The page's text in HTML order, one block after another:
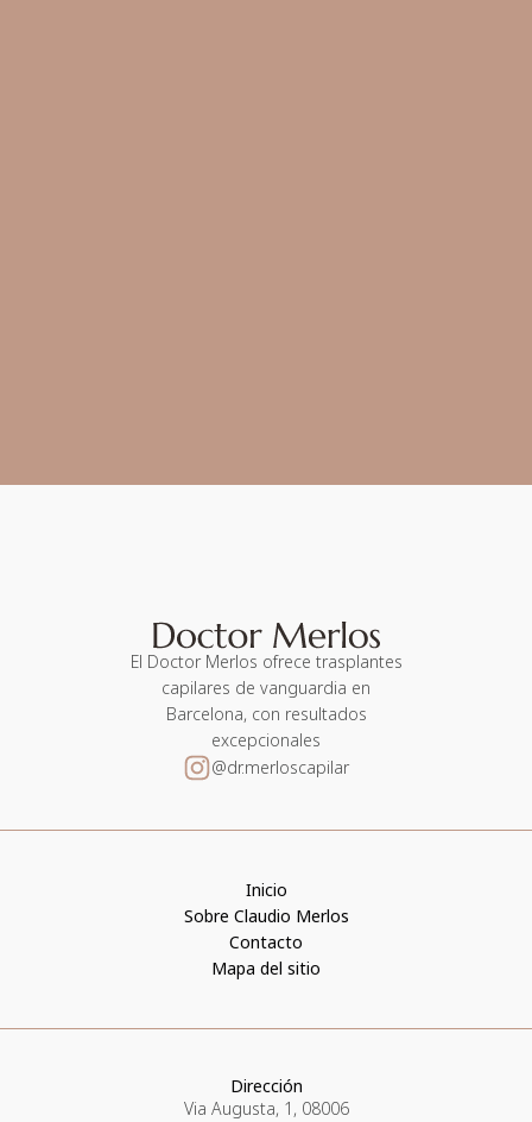
El Doctor Merlos ofrece trasplantes
capilares de vanguardia en
Barcelona, con resultados
excepcionales
@dr.merloscapilar
Inicio
Sobre Claudio Merlos
Contacto
Mapa del sitio
Dirección
Via Augusta, 1, 08006